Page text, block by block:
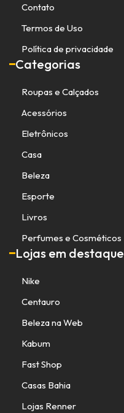
Contato
Termos de Uso
Política de privacidade
Categorias
Roupas e Calçados
Acessórios
Eletrônicos
Casa
Beleza
Esporte
Livros
Perfumes e Cosméticos
Lojas em destaque
Nike
Centauro
Beleza na Web
Kabum
Fast Shop
Casas Bahia
Lojas Renner